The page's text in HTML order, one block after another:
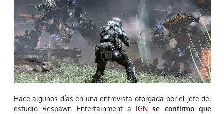
Hace algunos días en una entrevista otorgada por el jefe del
estudio Respawn Entertainment a IGNse confirmo que